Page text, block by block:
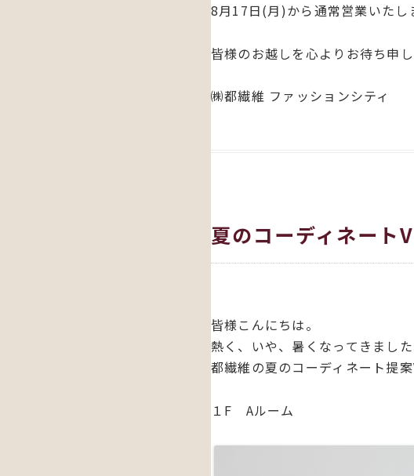
8月17日(月)から通常営業いたし
皆様のお越しを心よりお待ち申し
㈱都繊維 ファッションシティ
夏のコーディネート
皆様こんにちは。
熱く、いや、暑くなってきました
都繊維の夏のコーディネート提案
１F Aルーム